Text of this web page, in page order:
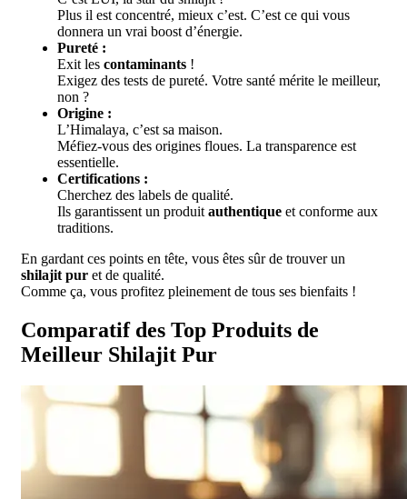
Plus il est concentré, mieux c’est. C’est ce qui vous
donnera un vrai boost d’énergie.
Pureté :
Exit les contaminants !
Exigez des tests de pureté. Votre santé mérite le meilleur,
non ?
Origine :
L’Himalaya, c’est sa maison.
Méfiez-vous des origines floues. La transparence est
essentielle.
Certifications :
Cherchez des labels de qualité.
Ils garantissent un produit authentique et conforme aux
traditions.
En gardant ces points en tête, vous êtes sûr de trouver un
shilajit pur et de qualité.
Comme ça, vous profitez pleinement de tous ses bienfaits !
Comparatif des Top Produits de
Meilleur Shilajit Pur